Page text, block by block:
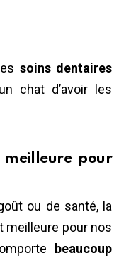
soins dentaires
chat d’avoir les
meilleure pour
ou de santé, la
meilleure pour nos
beaucoup